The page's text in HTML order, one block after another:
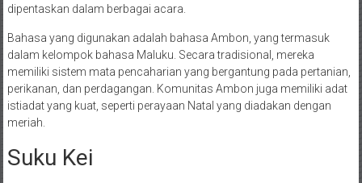
dipentaskan dalam berbagai acara.
Bahasa yang digunakan adalah bahasa Ambon, yang termasuk
dalam kelompok bahasa Maluku. Secara tradisional, mereka
memiliki sistem mata pencaharian yang bergantung pada pertanian,
perikanan, dan perdagangan. Komunitas Ambon juga memiliki adat
istiadat yang kuat, seperti perayaan Natal yang diadakan dengan
meriah.
Suku Kei